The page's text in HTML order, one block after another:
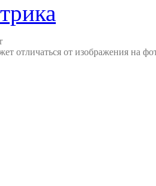
отличаться от изображения на